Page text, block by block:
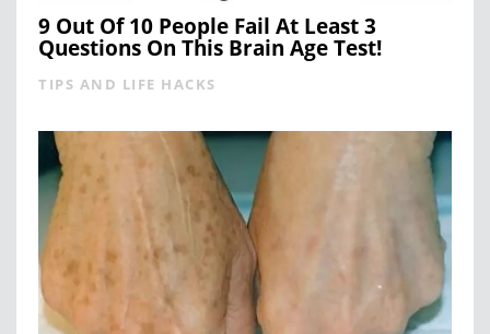
9 Out Of 10 People Fail At Least 3
Questions On This Brain Age Test!
TIPS AND LIFE HACKS